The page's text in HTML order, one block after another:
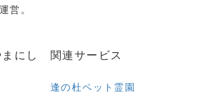
営。
まにし 関連サービス
逢の杜ペット霊園